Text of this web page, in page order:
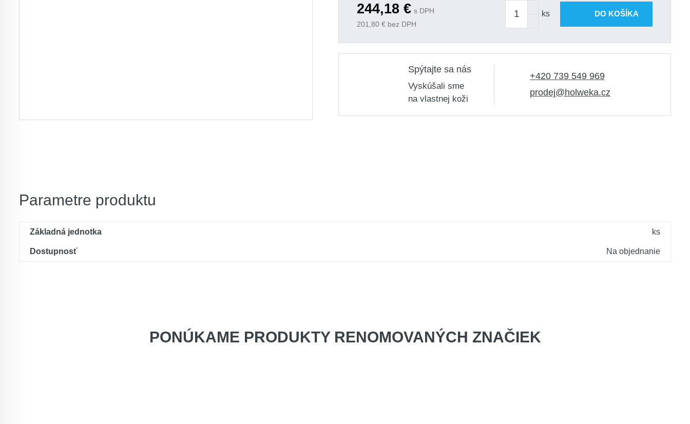
244,18€ s DPH
201,80€ bez DPH
ks DO KOŠÍKA
Spýtajte sa nás
Vyskúšali sme
na vlastnej koži
+420 739 549 969
prodej@holweka.cz
Parametre produktu
Základná jednotka ks
Dostupnosť Na objednanie
PONÚKAME PRODUKTY RENOMOVANÝCH ZNAČIEK